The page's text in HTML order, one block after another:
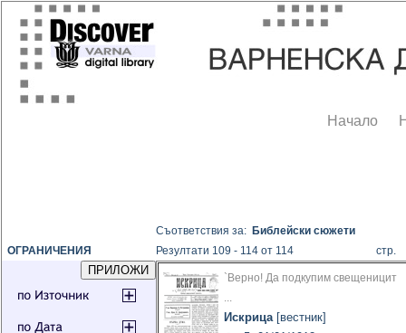
Начало
ОГРАНИЧЕНИЯ
Съответствия за: Библейски сюжети
Резултати 109 - 114 от 114
`Верно! Да подкупим свещеницит
...
Искрица[вестник]